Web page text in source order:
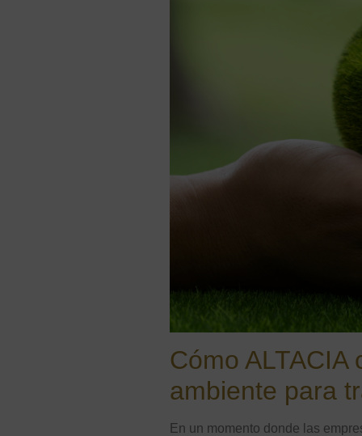
Cómo
ambiente para
En un momento donde las